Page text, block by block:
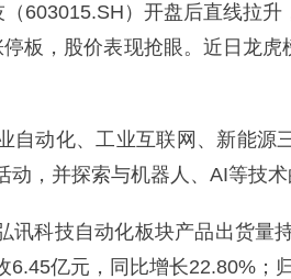
603015.SH）开盘后直线拉
板，股价表现抢眼。近日龙
自动化、工业互联网、新能源
动，并探索与机器人、AI等技
讯科技自动化板块产品出货量
6.45亿元，同比增长22.80%；